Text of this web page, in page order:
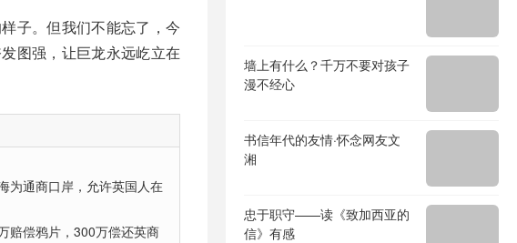
子。但我们不能忘了，今
图强，让巨龙永远屹立在
为通商口岸，允许英国人在
赔偿鸦片，300万偿还英商
墙上有什么？千万不要对孩子
漫不经心
书信年代的友情·怀念网友文
湘
忠于职守——读《致加西亚的
信》有感